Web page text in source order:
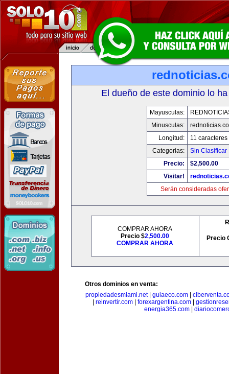
El dueño de este dominio lo
Mayusculas:
Minusculas:
Longitud:
11 caracteres
Categorias:
Sin Clasificar
Precio:
$2,500.00
Visitar!
Serán consideradas
COMPRAR AHORA
Precio $2,500.00
COMPRAR AHORA
Precio
Otros dominios en venta:
propiedadesmiami.net| guiaeco.com|
reinvertir.com forexargentina.com
energia365.com